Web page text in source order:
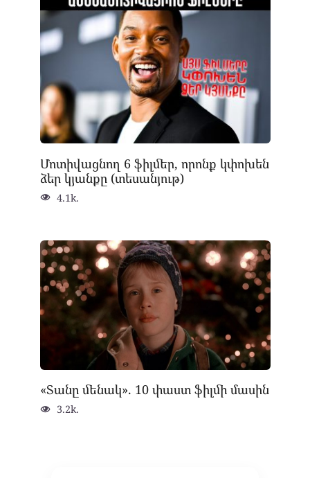
Մոտիվացնող 6 ֆիլմեր, որոնք կփոխեն
ձեր կյանքը (տեսանյութ)
4.1k.
«Տանը մենակ». 10 փաստ ֆիլմի մասին
3.2k.